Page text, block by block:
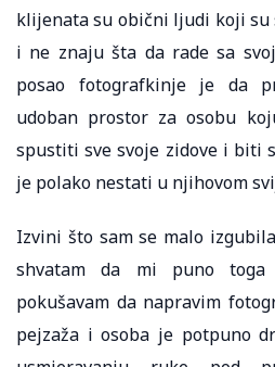
klijenata su obični ljudi koji
i ne znaju šta da rade sa
posao fotografkinje je da
udoban prostor za osobu
spustiti sve svoje zidove i biti
je polako nestati u njihovom
Izvini što sam se malo
shvatam da mi puno
pokušavam da napravim
pejzaža i osoba je potpuno